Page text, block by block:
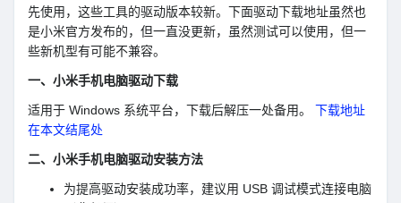
先使用，这些工具的驱动版本较新。下面驱动下载地址虽然也
是小米官方发布的，但一直没更新，虽然测试可以使用，但一
些新机型有可能不兼容。
一、小米手机电脑驱动下载
适用于 Windows 系统平台，下载后解压一处备用。
下载地址
在本文结尾处
二、小米手机电脑驱动安装方法
为提高驱动安装成功率，建议用 USB 调试模式连接电脑